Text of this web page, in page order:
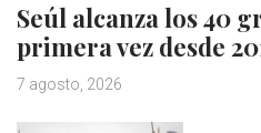
Seúl alcanza los 40
primera vez desde
7 agosto, 2026